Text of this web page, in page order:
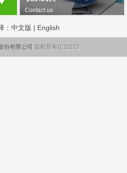
Contact us
： 中文版 | English
份有限公司 版权所有(C)2017